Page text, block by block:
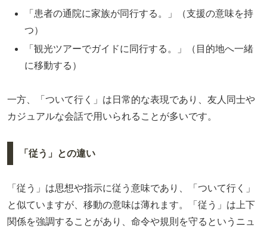
「患者の通院に家族が同行する。」（支援の意味を持
つ）
「観光ツアーでガイドに同行する。」（目的地へ一緒
に移動する）
一方、「ついて行く」は日常的な表現であり、友人同士や
カジュアルな会話で用いられることが多いです。
「従う」との違い
「従う」は思想や指示に従う意味であり、「ついて行く」
と似ていますが、移動の意味は薄れます。「従う」は上下
関係を強調することがあり、命令や規則を守るというニュ